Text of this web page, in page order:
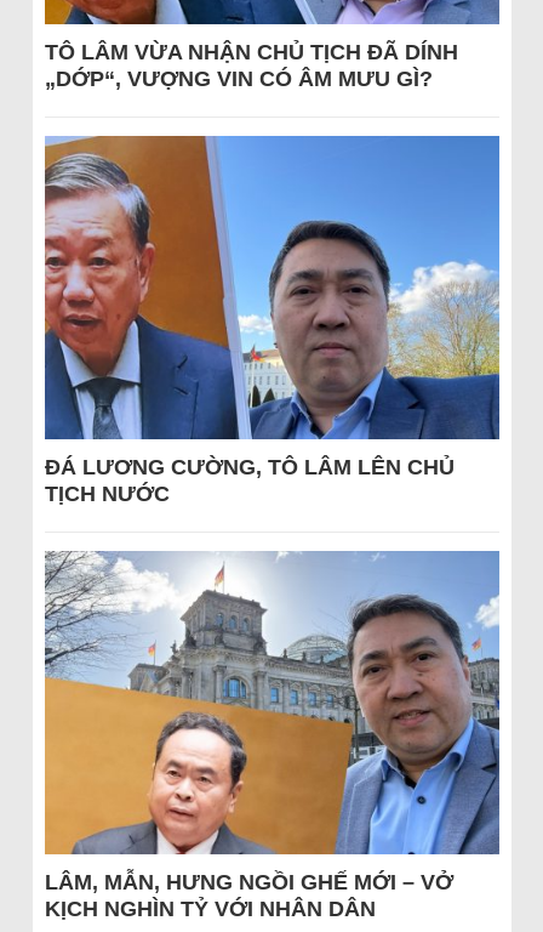
TÔ LÂM VỪA NHẬN CHỦ TỊCH ĐÃ DÍNH
„DỚP“, VƯỢNG VIN CÓ ÂM MƯU GÌ?
ĐÁ LƯƠNG CƯỜNG, TÔ LÂM LÊN CHỦ
TỊCH NƯỚC
LÂM, MẪN, HƯNG NGỒI GHẾ MỚI – VỞ
KỊCH NGHÌN TỶ VỚI NHÂN DÂN